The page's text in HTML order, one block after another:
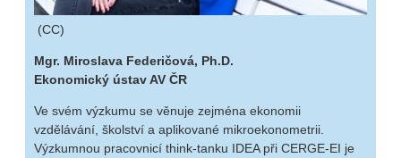
(CC)
Mgr. Miroslava Federičová, Ph.D.
Ekonomický ústav AV ČR
Ve svém výzkumu se věnuje zejména ekonomii
vzdělávání, školství a aplikované mikroekonometrii.
Výzkumnou pracovnicí think-tanku IDEA při CERGE-EI je